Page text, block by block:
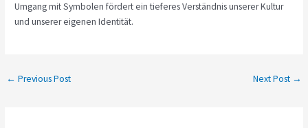
Umgang mit Symbolen fördert ein tieferes Verständnis unserer Kultur
und unserer eigenen Identität.
← Previous Post Next Post →